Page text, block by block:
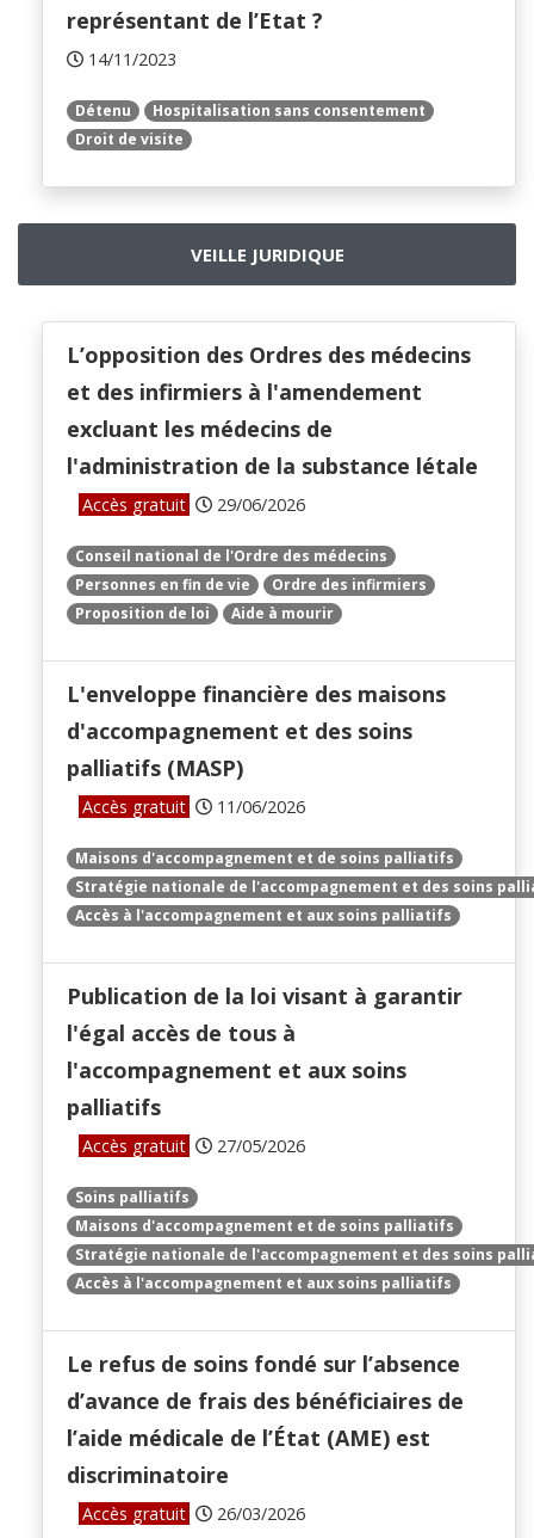
représentant de l’Etat ?
14/11/2023
Détenu
Hospitalisation sans consentement
Droit de visite
VEILLE JURIDIQUE
L’opposition des Ordres des médecins
et des infirmiers à l'amendement
excluant les médecins de
l'administration de la substance létale
Accès gratuit 29/06/2026
Conseil national de l'Ordre des médecins
Personnes en fin de vie
Ordre des infirmiers
Proposition de loi
Aide à mourir
L'enveloppe financière des maisons
d'accompagnement et des soins
palliatifs (MASP)
Accès gratuit 11/06/2026
Maisons d'accompagnement et de soins palliatifs
Stratégie nationale de l'accompagnement et des soins
Accès à l'accompagnement et aux soins palliatifs
Publication de la loi visant à garantir
l'égal accès de tous à
l'accompagnement et aux soins
palliatifs
Accès gratuit 27/05/2026
Soins palliatifs
Maisons d'accompagnement et de soins palliatifs
Stratégie nationale de l'accompagnement et des soins
Accès à l'accompagnement et aux soins palliatifs
Le refus de soins fondé sur l’absence
d’avance de frais des bénéficiaires de
l’aide médicale de l’État (AME) est
discriminatoire
Accès gratuit 26/03/2026